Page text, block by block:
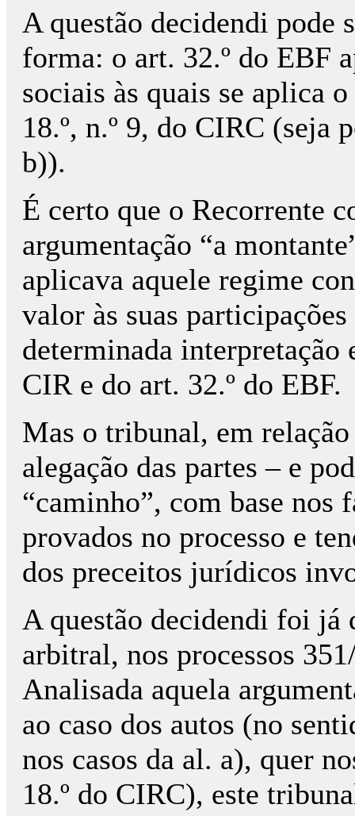
A questão decidendi pode
forma: o art. 32.º do EBF
sociais às quais se aplica
18.º, n.º 9, do CIRC (seja
b)).
É certo que o Recorrente
argumentação “a
aplicava aquele regime
valor às suas
determinada interpretação
CIR e do art. 32.º do EBF.
Mas o tribunal, em
alegação das partes – e
“caminho”, com base nos
provados no processo e
dos preceitos jurídicos
A questão decidendi foi
arbitral, nos processos
Analisada aquela
ao caso dos autos (no
nos casos da al. a), quer
18.º do CIRC), este